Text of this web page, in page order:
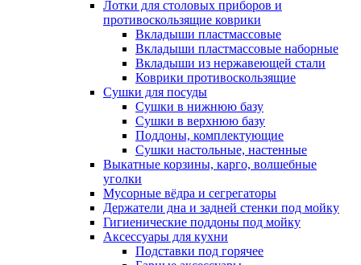
Лотки для столовых приборов и
противоскользящие коврики
Вкладыши пластмассовые
Вкладыши пластмассовые наборные
Вкладыши из нержавеющей стали
Коврики противоскользящие
Сушки для посуды
Сушки в нижнюю базу
Сушки в верхнюю базу
Поддоны, комплектующие
Сушки настольные, настенные
Выкатные корзины, карго, волшебные
уголки
Мусорные вёдра и сегрегаторы
Держатели дна и задней стенки под мойку
Гигиенические поддоны под мойку
Аксессуары для кухни
Подставки под горячее